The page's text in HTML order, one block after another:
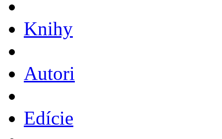
Knihy
Autori
Edície